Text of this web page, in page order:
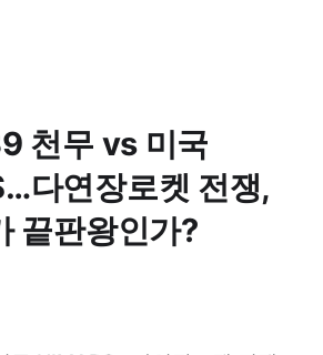
천무 vs 미국
다연장로켓 전쟁,
끝판왕인가?